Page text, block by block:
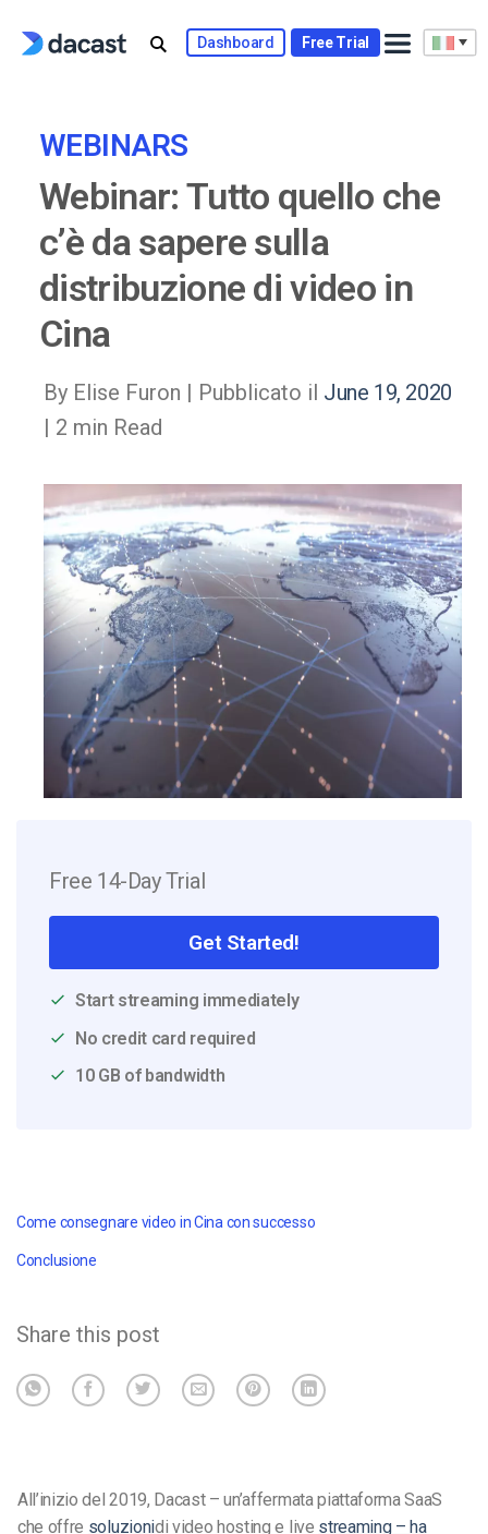
Dashboard Free Trial
WEBINARS
Webinar: Tutto quello che
c’è da sapere sulla
distribuzione di video in
Cina
By Elise Furon | Pubblicato il June 19, 2020
| 2 min Read
Free 14-Day Trial
Get Started!
Start streaming immediately
No credit card required
10 GB of bandwidth
Come consegnare video in Cina con successo
Conclusione
Share this post
All’inizio del 2019, Dacast – un’affermata piattaforma SaaS
che offre soluzionidi video hosting e live streaming – ha